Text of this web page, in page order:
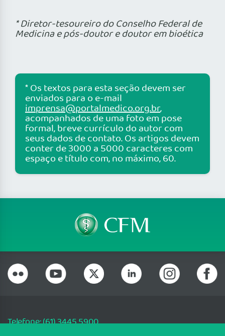
* Diretor-tesoureiro do Conselho Federal de
Medicina e pós-doutor e doutor em bioética
* Os textos para esta seção devem ser
enviados para o e-mail
imprensa@portalmedico.org.br,
acompanhados de uma foto em pose
formal, breve currículo do autor com
seus dados de contato. Os artigos devem
conter de 3000 a 5000 caracteres com
espaço e título com, no máximo, 60.
Telefone: (61) 3445 5900